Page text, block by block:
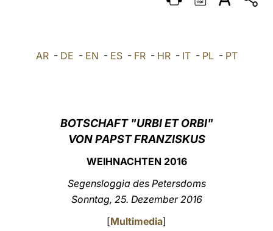
DEUTSCH
العربيّة AR- DE - EN - ES- FR- HR- IT- PL- PT
BOTSCHAFT "URBI ET ORBI"
VON PAPST FRANZISKUS
WEIHNACHTEN 2016
Segensloggia des Petersdoms
Sonntag, 25. Dezember 2016
[Multimedia]